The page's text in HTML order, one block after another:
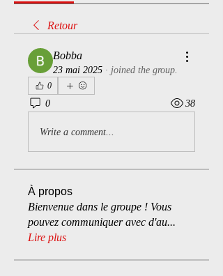
Retour
Bobba
23 mai 2025 · joined the group.
0
0 38
Write a comment...
À propos
Bienvenue dans le groupe ! Vous
pouvez communiquer avec d'au...
Lire plus